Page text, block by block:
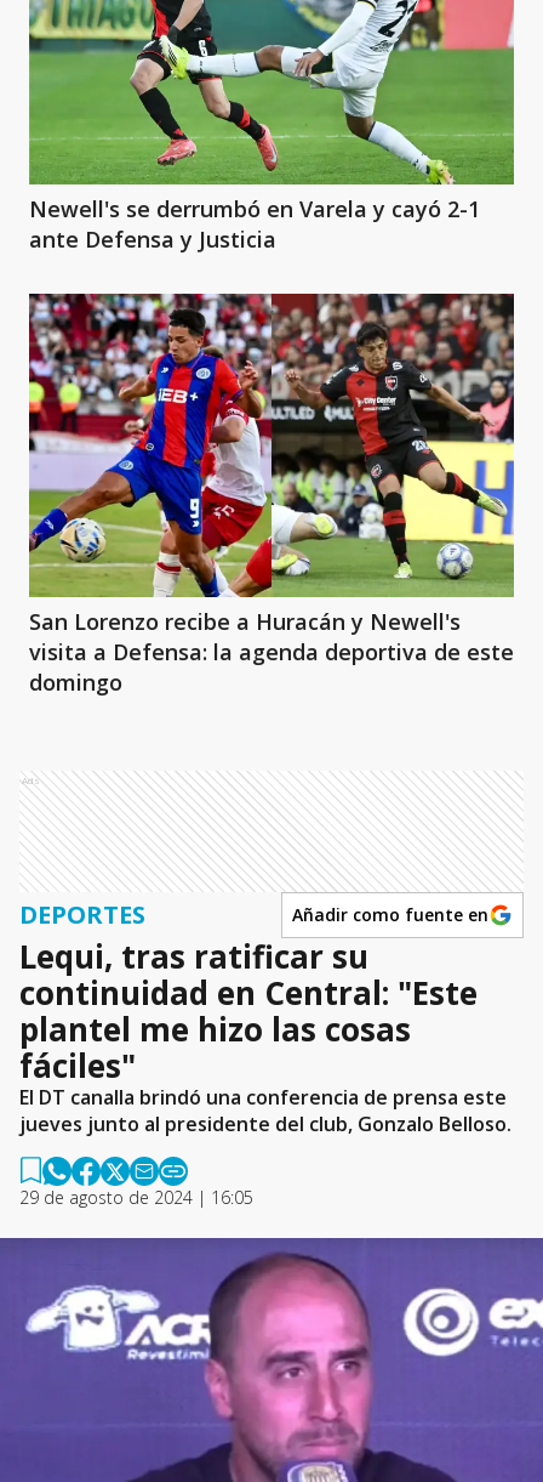
Newell's se derrumbó en Varela y cayó 2-1
ante Defensa y Justicia
San Lorenzo recibe a Huracán y Newell's
visita a Defensa: la agenda deportiva de este
domingo
Ads
DEPORTES Añadir como fuente en
Lequi, tras ratificar su
continuidad en Central: "Este
plantel me hizo las cosas
fáciles"
El DT canalla brindó una conferencia de prensa este
jueves junto al presidente del club, Gonzalo Belloso.
29 de agosto de 2024 | 16:05